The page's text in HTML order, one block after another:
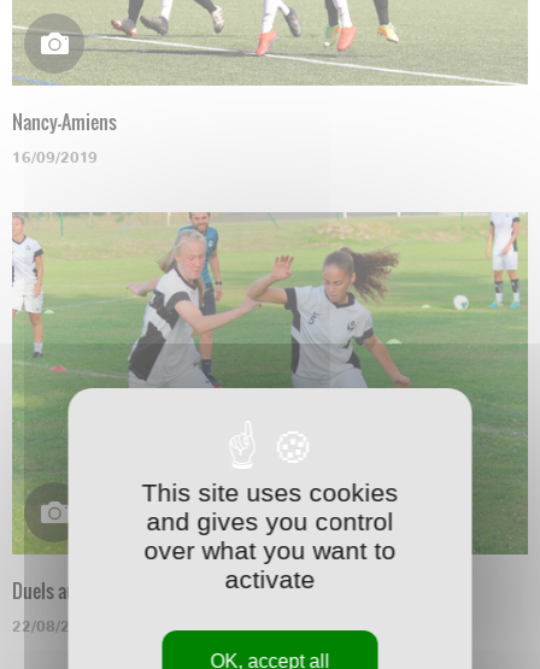
Nancy-Amiens
16/09/2019
Duels au soleil
22/08/2019
This site uses cookies
and gives you control
over what you want to
activate
OK, accept all